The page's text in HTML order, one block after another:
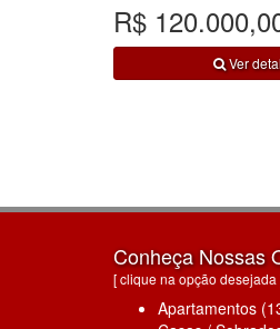
R$
Ver
Conheça Nossas
[ clique na opção desejada
Apartamentos